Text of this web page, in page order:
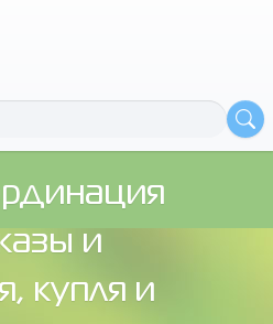
и
купля и